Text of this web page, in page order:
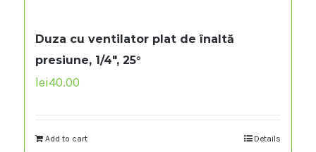
Duza cu ventilator plat de înaltă
presiune, 1/4″, 25°
lei40.00
Add to cart Details